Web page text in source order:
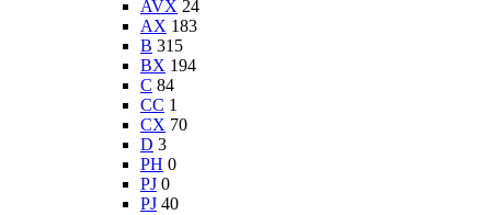
AVX 24
AX 183
B 315
BX 194
C 84
CC 1
CX 70
D 3
PH 0
PJ 0
PJ 40